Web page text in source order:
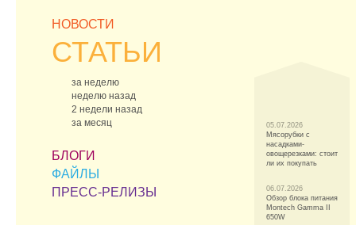
НОВОСТИ
СТАТЬИ
за неделю
неделю назад
2 недели назад
за месяц
БЛОГИ
ФАЙЛЫ
ПРЕСС-РЕЛИЗЫ
05.07.2026
Мясорубки с
насадками-
овощерезками: стоит
ли их покупать
06.07.2026
Обзор блока питания
Montech Gamma II
650W